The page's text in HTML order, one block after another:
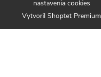
Vytvoril Shoptet Premium
nastavenia cookies